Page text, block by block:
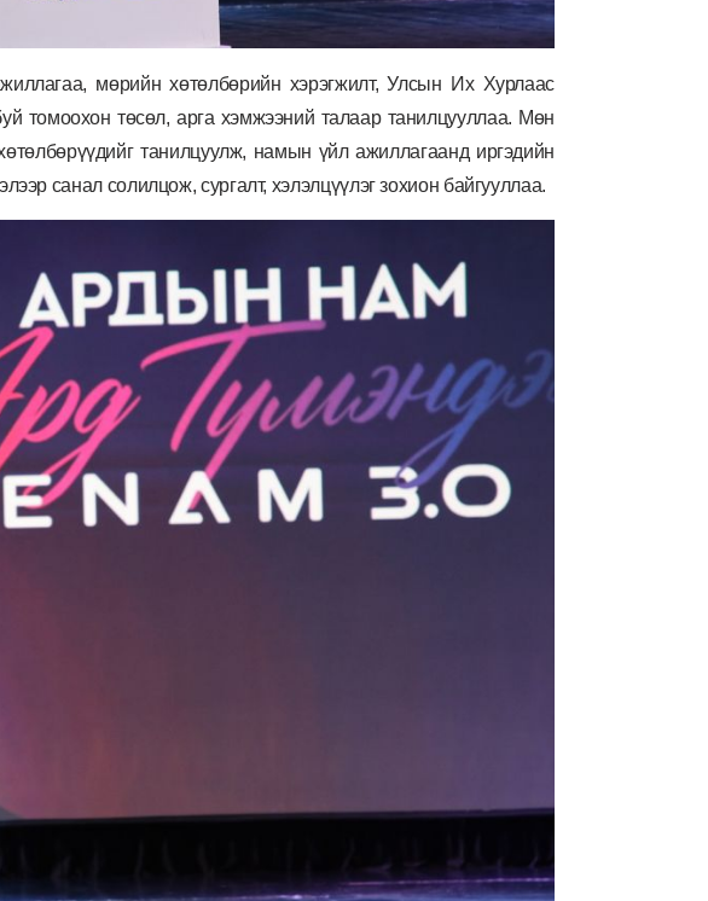
мөрийн хөтөлбөрийн хэрэгжилт, Улсын Их Хурлаас
томоохон төсөл, арга хэмжээний талаар танилцууллаа. Мөн
танилцуулж, намын үйл ажиллагаанд иргэдийн
санал солилцож, сургалт, хэлэлцүүлэг зохион байгууллаа.